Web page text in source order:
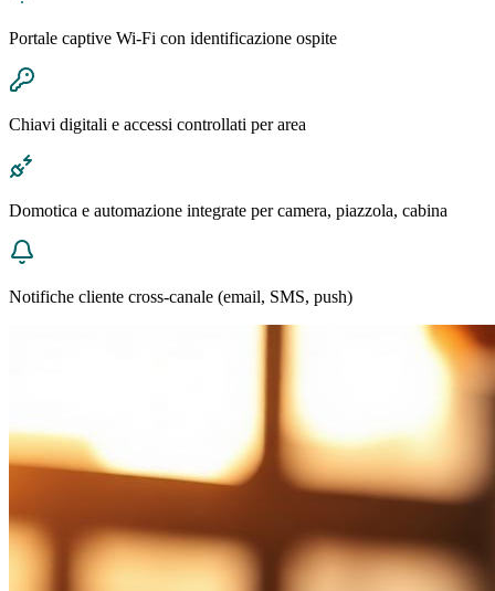
Portale captive Wi-Fi con identificazione ospite
Chiavi digitali e accessi controllati per area
Domotica e automazione integrate per camera, piazzola, cabina
Notifiche cliente cross-canale (email, SMS, push)